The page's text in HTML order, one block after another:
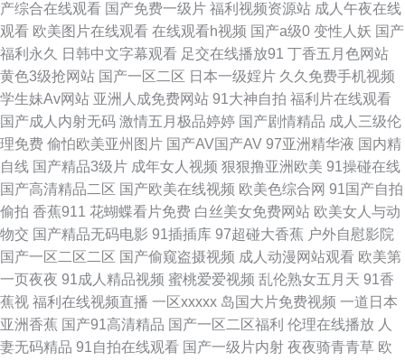
线免费入口 av爱福利 久草九九 玖玖爱成人网站 日韩黄页网站 91p最新网址
91豆花在线免费观看 91蜜臀 91午夜好看得电影网 99国产在线观看 丁香六
月综合久在线 成人AV免费 精品在线视频2 老湿机69福利 美欧国伦理片14 美
日欧一本道 久久A精aVE 老湿影院福利社 日本亚洲天堂日本国产 久久国产精
品国产精品 久久国产精品影院 久久国产精品人妻酒店 九色骚屄91 久久中文
骚 久操久热 男人天堂TV 狼人五月天综合影院 欧美人与兽 免费看AV 九一社
区在线成人视频 另类性爱综合 久久AV 黄色网战 国产精品九九 国产精选91
久久 东方av天堂 不卡的a在线 www91色学生 91最新在线观看网址 AV福利
产综合在线观看 国产免费一级片 福利视频资源站 成人午夜在线
观看 欧美图片在线观看 在线观看h视频 国产a级0 变性人妖 国产
福利永久
日韩中文字幕观看 足交在线播放91 丁香五月色网站
黄色3级抢网站 国产一区二区 日本一级婬片 久久免费手机视频
学生妹Av网站 亚洲人成免费网站 91大神自拍 福利片在线观看
国产成人内射无码 激情五月极品婷婷 国产剧情精品 成人三级伦
理免费 偷怕欧美亚州图片 国产AV国产AV 97亚洲精华液 国内精
自线 国产精品3级片 成年女人视频 狠狠撸亚洲欧美 91操碰在线
国产高清精品二区 国产欧美在线视频 欧美色综合网 91国产自拍
偷拍 香蕉911 花蝴蝶看片免费 白丝美女免费网站 欧美女人与动
物交 国产精品无码电影 91插插库 97超碰大香蕉 户外自慰影院
国产一区二区二区 国产偷窥盗摄视频 成人动漫网站观看 欧美第
一页夜夜 91成人精品视频 蜜桃爱爱视频 乱伦熟女五月天 91香
蕉视 福利在线视频直播 一区xxxxx 岛国大片免费视频 一道日本
亚洲香蕉 国产91高清精品 国产一区二区福利 伦理在线播放 人
妻无码精品 91自拍在线观看 国产一级片内射 夜夜骑青青草 欧